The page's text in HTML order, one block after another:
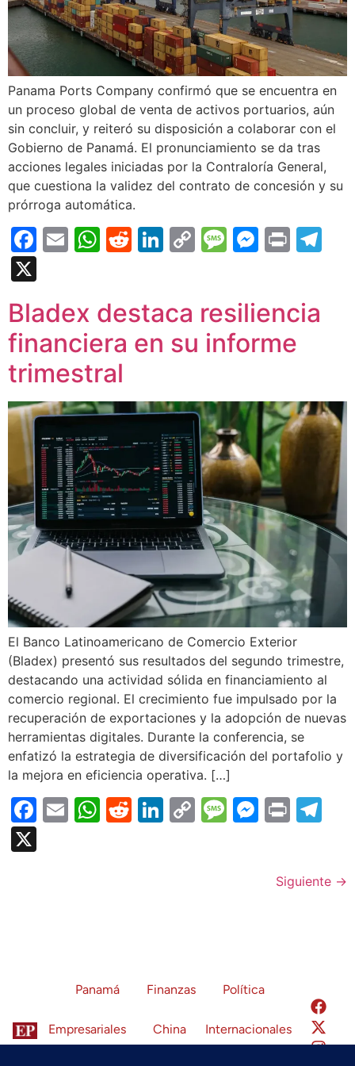
Panama Ports Company confirmó que se encuentra en
un proceso global de venta de activos portuarios, aún
sin concluir, y reiteró su disposición a colaborar con el
Gobierno de Panamá. El pronunciamiento se da tras
acciones legales iniciadas por la Contraloría General,
que cuestiona la validez del contrato de concesión y su
prórroga automática.
Facebook
EmailWhatsApp
Reddit
LinkedIn
CopyMessage
Print
Bladex destaca resiliencia
financiera en su informe
trimestral
El Banco Latinoamericano de Comercio Exterior
(Bladex) presentó sus resultados del segundo trimestre,
destacando una actividad sólida en financiamiento al
comercio regional. El crecimiento fue impulsado por la
recuperación de exportaciones y la adopción de nuevas
herramientas digitales. Durante la conferencia, se
enfatizó la estrategia de diversificación del portafolio y
la mejora en eficiencia operativa. […]
Facebook
EmailWhatsApp
Reddit
LinkedIn
CopyMessage
Print
Siguiente →
Panamá Finanzas Política
Empresariales China Internacionales